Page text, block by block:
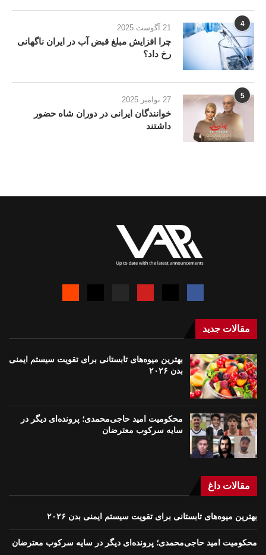
4 21 آگوست 2025
چرا افزایش مبلغ قبض آب در ایران ناگهانی
رخ داد؟
5 27 نوامبر 2025
خوانندگان ایرانی در دوران شاه حضور
داشتند
مقالات جدید
بهترین میوه‌های تابستانی برای تقویت سیستم ایمنی
بدن ۲۰۲۶
محکومیت امید حاجی‌محمدی؛ پرونده‌ای دیگر در
سایه سرکوب معترضان
مقالات داغ
بهترین میوه‌های تابستانی برای تقویت سیستم ایمنی بدن ۲۰۲۶
محکومیت امید حاجی‌محمدی؛ پرونده‌ای دیگر در سایه سرکوب معترضان